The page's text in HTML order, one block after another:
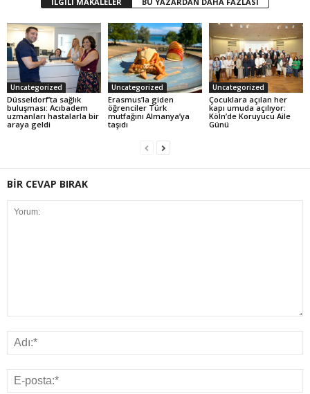
Uncategorized
Düsseldorf’ta sağlık
buluşması: Acıbadem
uzmanları hastalarla bir
araya geldi
Uncategorized
Erasmus’la giden
öğrenciler Türk
mutfağını Almanya’ya
taşıdı
Uncategorized
Çocuklara açılan her
kapı umuda açılıyor:
Köln’de Koruyucu Aile
Günü
BİR CEVAP BIRAK